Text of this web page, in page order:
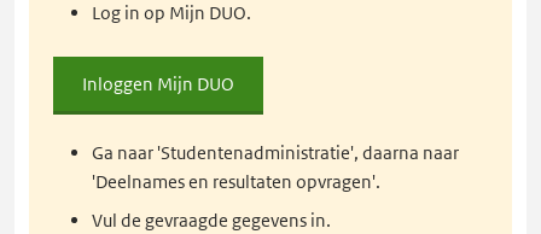
Log in op Mijn DUO.
Inloggen Mijn DUO
Inloggen
Mijn
Ga naar 'Studentenadministratie', daarna naar
'Deelnames en resultaten opvragen'.
Vul de gevraagde gegevens in.